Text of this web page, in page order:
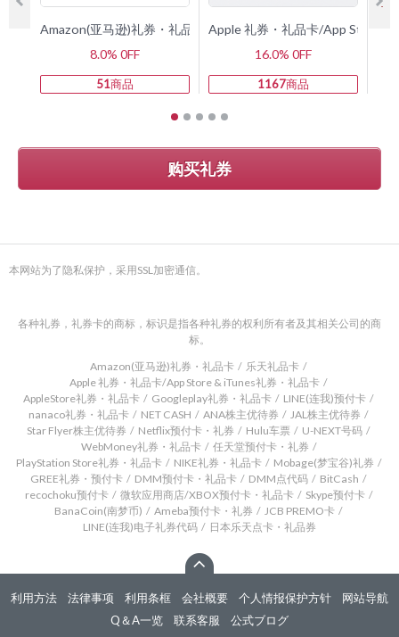
Amazon(亚马逊)礼券・礼品卡
8.0% 0FF
51商品
Apple 礼券・礼品卡/App Store &
16.0% 0FF
1167商品
购买礼券
本网站为了隐私保护，采用SSL加密通信。
各种礼券，礼券卡的商标，标识是指各种礼券的权利所有者及其相关公司的商
标。
Amazon(亚马逊)礼券・礼品卡
乐天礼品卡
Apple 礼券・礼品卡/App Store & iTunes礼券・礼品卡
AppleStore礼券・礼品卡
Googleplay礼券・礼品卡
LINE(连我)预付卡
nanaco礼券・礼品卡
NET CASH ANA株主优待券
JAL株主优待券
Star Flyer株主优待券
Netflix预付卡・礼券 Hulu车票
U-NEXT号码
WebMoney礼券・礼品卡
任天堂预付卡・礼券
PlayStation Store礼券・礼品卡
NIKE礼券・礼品卡
Mobage(梦宝谷)礼券
GREE礼券・预付卡
DMM预付卡・礼品卡 DMM点代码
BitCash
recochoku预付卡
微软应用商店/XBOX预付卡・礼品卡
Skype预付卡
BanaCoin(南梦币)
Ameba预付卡・礼券
JCB PREMO卡
LINE(连我)电子礼券代码
日本乐天点卡・礼品券
利用方法 法律事项 利用条框 会社概要 个人情报保护方针
网站导航
Q＆A一览
联系客服 公式ブログ